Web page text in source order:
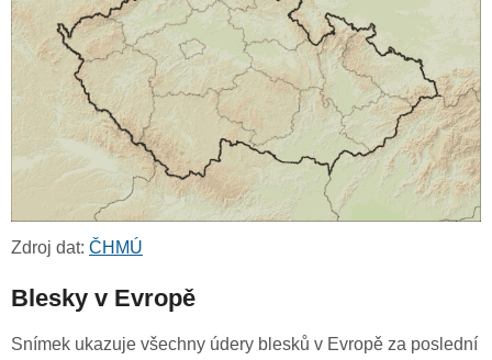
Zdroj dat: ČHMÚ
Blesky v Evropě
Snímek ukazuje všechny údery blesků v Evropě za poslední